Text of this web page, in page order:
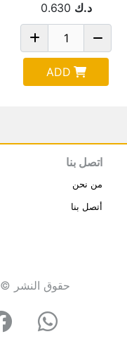
د.ك 0.630
ADD
اتصل بنا
من نحن
أتصل بنا
حقوق النشر © 2025 مجموعة العايش انترناشيونال . كل الحقوق محفوظة.